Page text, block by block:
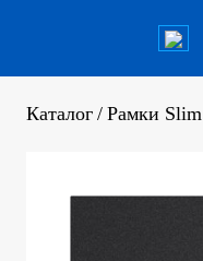
Каталог / Рамки Slim